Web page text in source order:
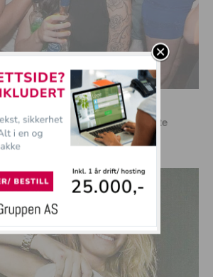
om at ingen kunne gjette
inni BHen…